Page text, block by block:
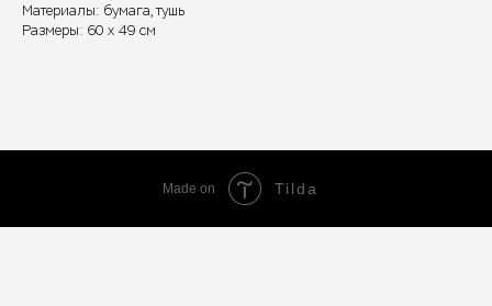
Материалы: бумага, тушь
Размеры: 60 х 49 см
Made on Tilda